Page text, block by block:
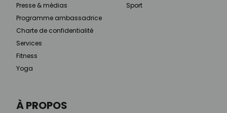
À PROPOS
Presse & médias
Programme ambassadrice
Charte de confidentialité
Services
Fitness
Yoga
Sport